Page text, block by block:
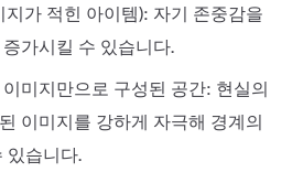
지가 적힌 아이템): 자기 존중감을
가시킬 수 있습니다.
미지만으로 구성된 공간: 현실의
이미지를 강하게 자극해 경계의
있습니다.